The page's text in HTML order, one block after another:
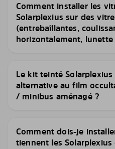
Comment installer les
Solarplexius sur des
(entrebaîllantes,
horizontalement,
Le kit teinté
alternative au film
/ minibus aménagé ?
Comment dois-je
tiennent les Solarplexius